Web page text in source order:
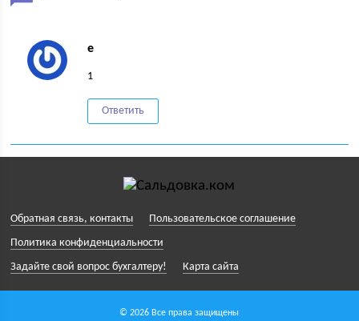
e
1
Ответить
Обратная связь, контакты
Пользовательское соглашение
Политика конфиденциальности
Задайте свой вопрос бухгалтеру!
Карта сайта
© 2026 Все права защищены